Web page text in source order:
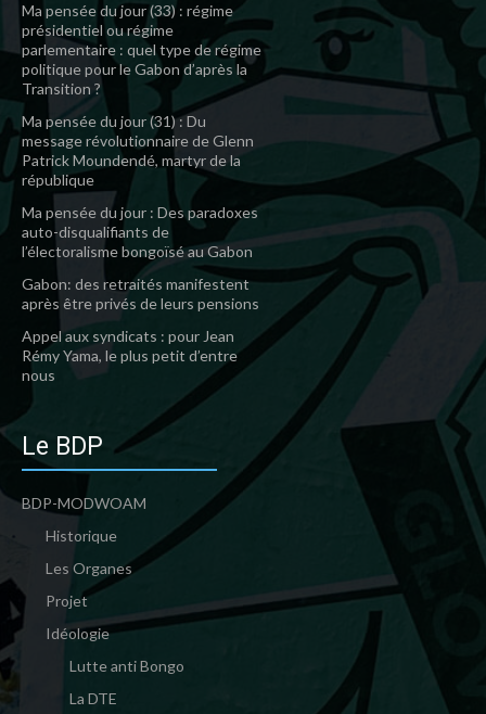
Ma pensée du jour (33) : régime
présidentiel ou régime
parlementaire : quel type de régime
politique pour le Gabon d’après la
Transition ?
Ma pensée du jour (31) : Du
message révolutionnaire de Glenn
Patrick Moundendé, martyr de la
république
Ma pensée du jour : Des paradoxes
auto-disqualifiants de
l’électoralisme bongoïsé au Gabon
Gabon: des retraités manifestent
après être privés de leurs pensions
Appel aux syndicats : pour Jean
Rémy Yama, le plus petit d’entre
nous
Le BDP
BDP-MODWOAM
Historique
Les Organes
Projet
Idéologie
Lutte anti Bongo
La DTE